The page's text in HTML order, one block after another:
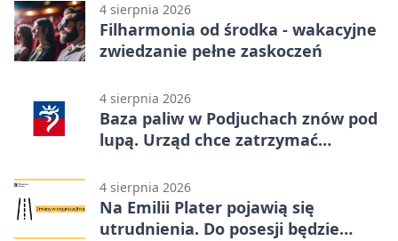
4 sierpnia 2026
Filharmonia od środka - wakacyjne
zwiedzanie pełne zaskoczeń
4 sierpnia 2026
Baza paliw w Podjuchach znów pod
lupą. Urząd chce zatrzymać
4 sierpnia 2026
Na Emilii Plater pojawią się
utrudnienia. Do posesji będzie